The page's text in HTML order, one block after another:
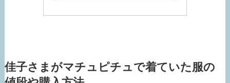
佳子さまがマチュピチュで着ていた服の